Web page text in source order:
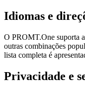
Idiomas e
O PROMT.One suporta
outras combinações
lista completa é
Privacidade e